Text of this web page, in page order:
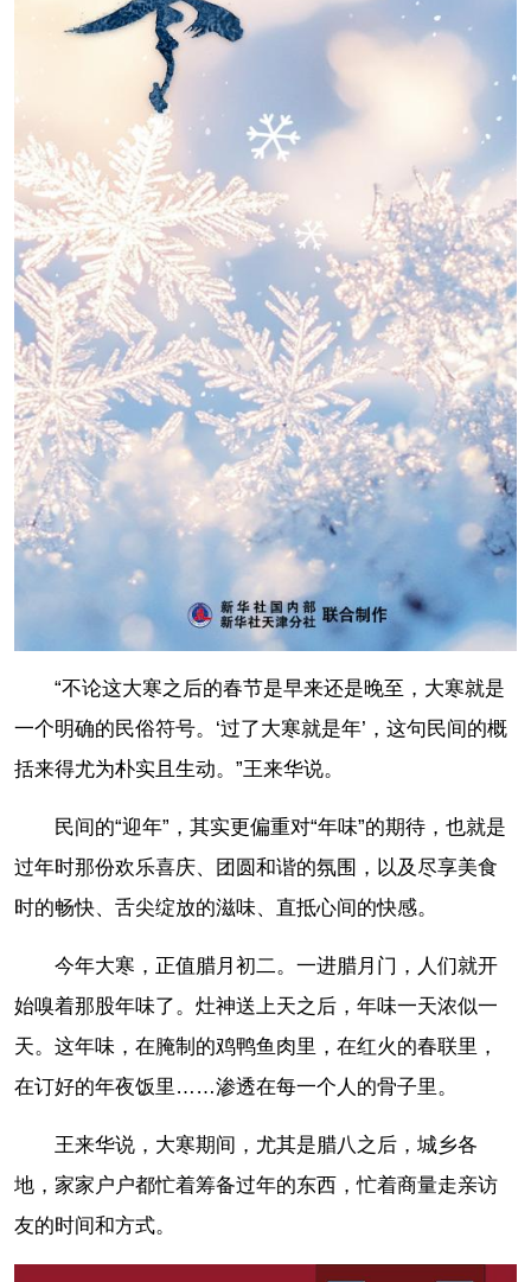
“不论这大寒之后的春节是早来还是晚至，大寒就是
一个明确的民俗符号。‘过了大寒就是年’，这句民间的概
括来得尤为朴实且生动。”王来华说。
民间的“迎年”，其实更偏重对“年味”的期待，也就是
过年时那份欢乐喜庆、团圆和谐的氛围，以及尽享美食
时的畅快、舌尖绽放的滋味、直抵心间的快感。
今年大寒，正值腊月初二。一进腊月门，人们就开
始嗅着那股年味了。灶神送上天之后，年味一天浓似一
天。这年味，在腌制的鸡鸭鱼肉里，在红火的春联里，
在订好的年夜饭里……渗透在每一个人的骨子里。
王来华说，大寒期间，尤其是腊八之后，城乡各
地，家家户户都忙着筹备过年的东西，忙着商量走亲访
友的时间和方式。